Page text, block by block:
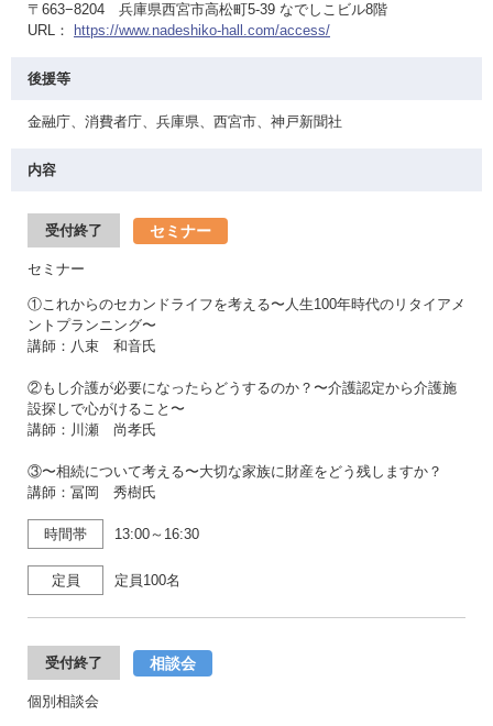
〒663−8204 兵庫県西宮市高松町5-39 なでしこビル8階
URL：
https://www.nadeshiko-hall.com/access/
後援等
金融庁、消費者庁、兵庫県、西宮市、神戸新聞社
内容
受付終了 セミナー
セミナー
①これからのセカンドライフを考える〜人生100年時代のリタイアメ
ントプランニング〜
講師：八束 和音氏
②もし介護が必要になったらどうするのか？〜介護認定から介護施
設探しで心がけること〜
講師：川瀬 尚孝氏
③〜相続について考える〜大切な家族に財産をどう残しますか？
講師：冨岡 秀樹氏
時間帯 13:00～16:30
定員 定員100名
受付終了 相談会
個別相談会